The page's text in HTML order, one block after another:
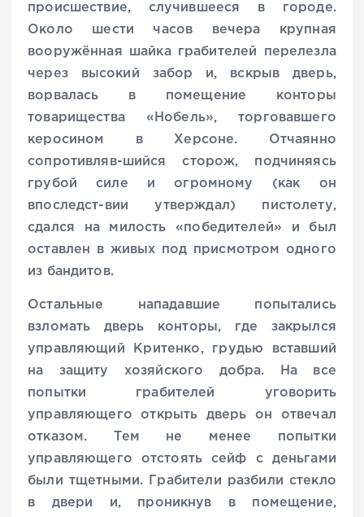
происшествие, случившееся в городе.
Около шести часов вечера крупная
вооружённая шайка грабителей перелезла
через высокий забор и, вскрыв дверь,
ворвалась в помещение конторы
товарищества «Нобель», торговавшего
керосином в Херсоне. Отчаянно
сопротивляв-шийся сторож, подчиняясь
грубой силе и огромному (как он
впоследст-вии утверждал) пистолету,
сдался на милость «победителей» и был
оставлен в живых под присмотром одного
из бандитов.
Остальные нападавшие попытались
взломать дверь конторы, где закрылся
управляющий Критенко, грудью вставший
на защиту хозяйского добра. На все
попытки грабителей уговорить
управляющего открыть дверь он отвечал
отказом. Тем не менее попытки
управляющего отстоять сейф с деньгами
были тщетными. Грабители разбили стекло
в двери и, проникнув в помещение,